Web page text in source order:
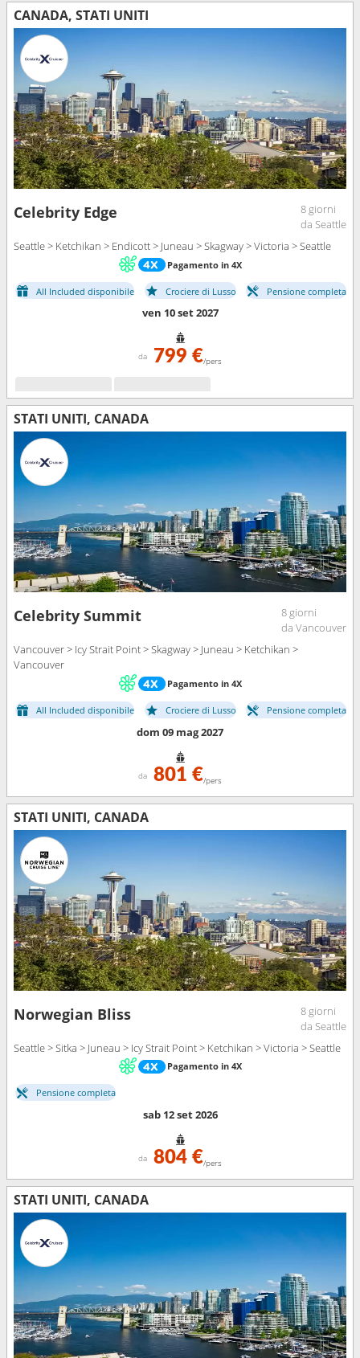
CANADA, STATI UNITI
Celebrity Edge
8 giorni
da Seattle
Seattle > Ketchikan > Endicott > Juneau > Skagway > Victoria > Seattle
Pagamento in 4X
All Included disponibile Crociere di Lusso Pensione completa
ven 10 set 2027
da 799 €/pers
STATI UNITI, CANADA
Celebrity Summit
8 giorni
da Vancouver
Vancouver > Icy Strait Point > Skagway > Juneau > Ketchikan >
Vancouver
Pagamento in 4X
All Included disponibile Crociere di Lusso Pensione completa
dom 09 mag 2027
da 801 €/pers
STATI UNITI, CANADA
Norwegian Bliss
8 giorni
da Seattle
Seattle > Sitka > Juneau > Icy Strait Point > Ketchikan > Victoria > Seattle
Pagamento in 4X
Pensione completa
sab 12 set 2026
da 804 €/pers
STATI UNITI, CANADA